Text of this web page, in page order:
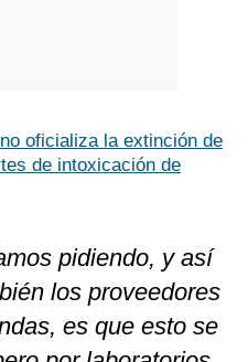
oficializa la extinción de
de intoxicación de
pidiendo, y así
los proveedores
es que esto se